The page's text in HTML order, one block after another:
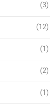
(3)
(12)
(1)
(2)
(1)